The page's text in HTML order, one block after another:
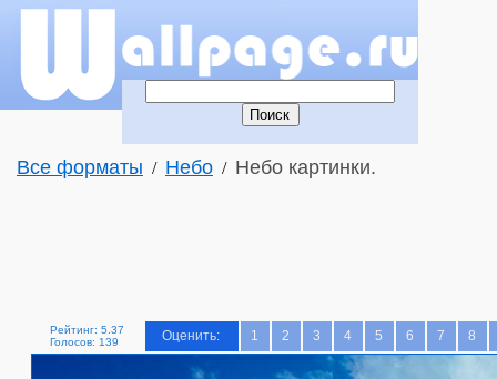
Все форматы / Небо / Небо картинки.
Рейтинг: 5.37
Голосов: 139
Оценить: 1 2 3 4 5 6 7 8